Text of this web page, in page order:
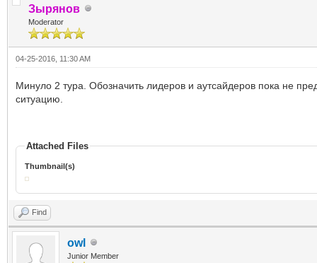
Зырянов
Moderator
04-25-2016, 11:30 AM
Минуло 2 тура. Обозначить лидеров и аутсайдеров пока не
ситуацию.
Attached Files
Thumbnail(s)
Find
owl
Junior Member